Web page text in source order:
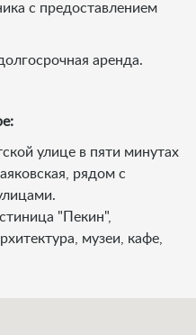
с предоставлением
аренда.
улице в пяти минутах
рядом с
"Пекин",
музеи, кафе,